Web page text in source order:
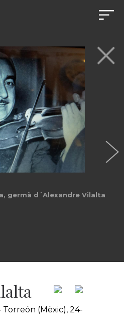
germà d´Alexandre Vilalta
Torreón (Mèxic), 24-